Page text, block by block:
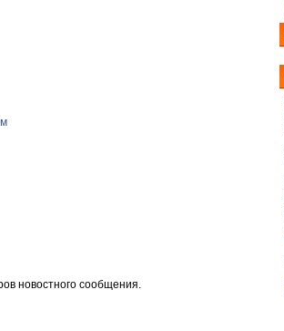
новостного сообщения.